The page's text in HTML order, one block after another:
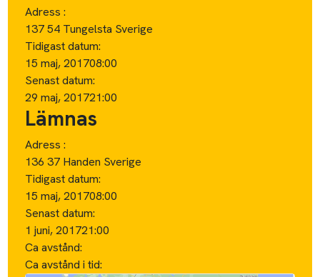
Adress :
137 54 Tungelsta Sverige
Tidigast datum:
15 maj, 201708:00
Senast datum:
29 maj, 201721:00
Lämnas
Adress :
136 37 Handen Sverige
Tidigast datum:
15 maj, 201708:00
Senast datum:
1 juni, 201721:00
Ca avstånd:
Ca avstånd i tid: